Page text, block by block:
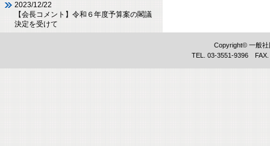
2023/12/22
【会長コメント】令和６年度予算案の閣議
決定を受けて
Copyright© 一般
TEL. 03-3551-9396